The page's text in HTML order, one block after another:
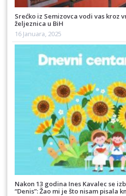
Srećko iz Semizovca vodi vas kroz
željeznica u BiH
16 Januara, 2025
Nakon 13 godina Ines Kavalec se
“Denis”: Žao mi je što nisam pisala